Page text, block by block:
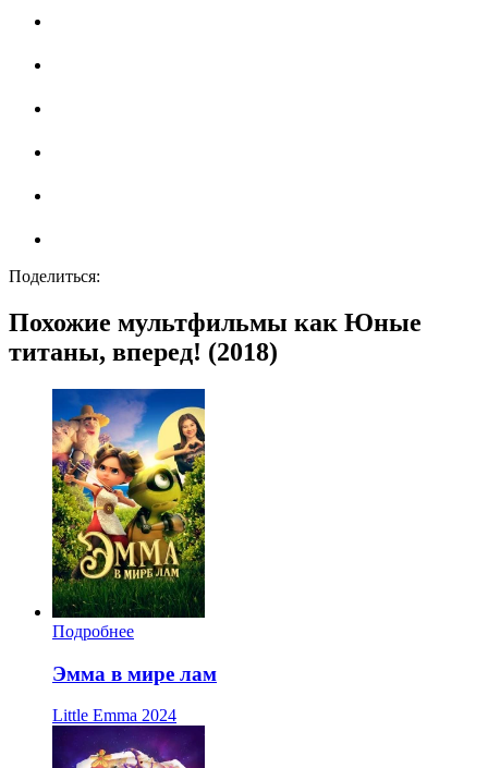
Поделиться:
Похожие мультфильмы как Юные
титаны, вперед! (2018)
Подробнее
Эмма в мире лам
Little Emma 2024